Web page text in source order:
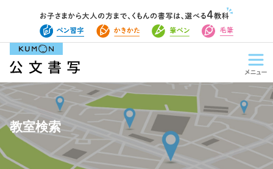
教室検索